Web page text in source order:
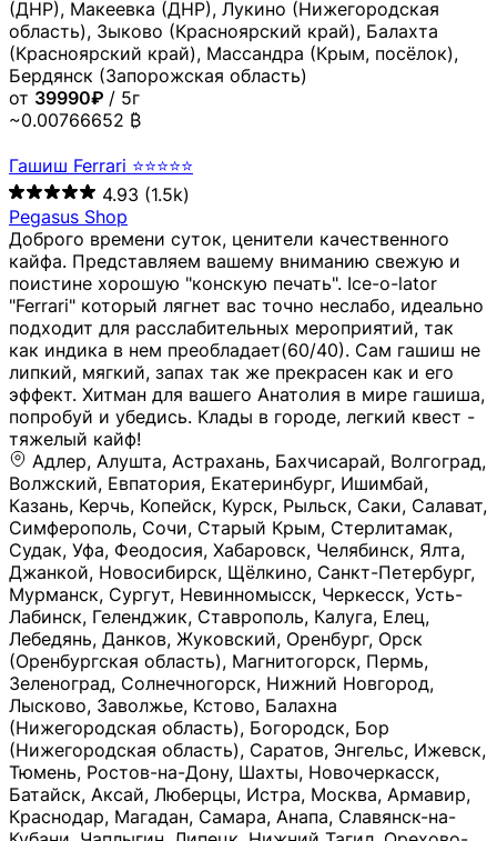
(ДНР), Макеевка (ДНР), Лукино (Нижегородская
область), Зыково (Красноярский край), Балахта
(Красноярский край), Массандра (Крым, посёлок),
Бердянск (Запорожская область)
от 39990₽ / 5г
~0.00766652 ₿
Гашиш Ferrari ⭐⭐⭐⭐⭐
4.93 (1.5k)
Pegasus Shop
Доброго времени суток, ценители качественного
кайфа. Представляем вашему вниманию свежую и
поистине хорошую "конскую печать". Ice-o-lator
"Ferrari" который лягнет вас точно неслабо, идеально
подходит для расслабительных мероприятий, так
как индика в нем преобладает(60/40). Сам гашиш не
липкий, мягкий, запах так же прекрасен как и его
эффект. Хитман для вашего Анатолия в мире гашиша,
попробуй и убедись. Клады в городе, легкий квест -
тяжелый кайф!
Адлер, Алушта, Астрахань, Бахчисарай, Волгоград, Волжский, Евпатория, Екатеринбург, Ишимбай, Казань, Керчь, Копейск, Курск, Рыльск, Саки, Салават, Симферополь, Сочи, Старый Крым, Стерлитамак, Судак, Уфа, Феодосия, Хабаровск, Челябинск, Ялта, Джанкой, Новосибирск, Щёлкино, Санкт-Петербург, Мурманск, Сургут, Невинномысск, Черкесск, Усть-Лабинск, Геленджик, Ставрополь, Калуга, Елец, Лебедянь, Данков, Жуковский, Оренбург, Орск (Оренбургская область), Магнитогорск, Пермь, Зеленоград, Солнечногорск, Нижний Новгород, Лысково, Заволжье, Кстово, Балахна (Нижегородская область), Богородск, Бор (Нижегородская область), Саратов, Энгельс, Ижевск, Тюмень, Ростов-на-Дону, Шахты, Новочеркасск, Батайск, Аксай, Люберцы, Истра, Москва, Армавир, Краснодар, Магадан, Самара, Анапа, Славянск-на-Кубани, Чаплыгин, Липецк, Нижний Тагил, Орехово-Зуево, Усть-Джегута, Лянтор, Нефтеюганск, Пыть-Ях, Урень, Ветлуга, Шахунья, Новороссийск, Крымск, Тимашёвск, Тольятти, Воткинск, Звенигород, Руза, Можайск, Белгород, Воронеж, Соликамск, Нытва, Лысьва (Пермский край), Чусовой, Кунгур, Краснокамск, Миасс, Губаха, Тула, Новомосковск, Донской, Омск, Льгов, Мытищи, Королёв, Ивантеевка, Балашиха, Семилуки, Кудымкар, Старый Оскол, Оса (Пермский край), Одинцово (Московская область), Ханты-Мансийск, Лабинск, Темрюк, Курганинск, Белореченск (Краснодарский край), Алупкa, Губкин, Рязань, Калининград, Усть-Илимск, Фрязино, Минеральные Воды, Пятигорск, Кострома, Ярославль, Коркино, Верхняя Пышма, Подольск, Красноярск, Смоленск, Долгопрудный, Чебоксары, Калачинск, Канск, Киров (Кировская область), Вологда, Рославль, Владивосток, Обнинск, Балабаново (Калужская область), Малоярославец, Брянск, Видное, Ярцево, Вязьма, Гагарин, Приволжск, Фурманов, Чайковский, Кинешма, Горячий Ключ, Улан-Удэ, Туймазы, Дюртюли, Альметьевск, Нефтекамск, Хадыженск, Апшеронск, Майкоп, Уссурийск, Ульяновск, Гатчина, Луга (Ленинградская область), Надым, Ногинск, Электросталь, Железнодорожный (Московская область), Бутурлиновка, Кириллов, Краснознаменск (Калиниградская область), Мышкин, Томмот, Холм, Абакан, Абдулино, Агидель, Агрыз, Адыгейск, Азнакаево, Алатырь, Алдан, Алейск, Александров, Александровск, Алексеевка (Белгородская обл.), Алексин, Амурск, Анадырь, Ангарск, Андреаполь, Анжеро-Судженск, Анива, Апатиты, Арамиль, Ардон, Арзамас, Аркадак, Арсеньев, Артём, Артёмовский, Архангельск, Асбест, Асино, Аткарск, Ахтубинск, Аша, Бабаево (Вологодская область), Бавлы (Республика Татарстан), Байкальск, Бакал, Баксан, Балаклава, Балаково (Саратовская область), Балашов (Саратовская область), Балтийск, Барабинск, Барнаул, Барыш (Ульяновская область), Бежецк, Белая Калитва (Ростовская область), Белебей, Белогорск (Крым), Белозерск, Белокуриха, Беломорск, Белоозёрский (Московская область), Белорецк (Республика Башкортостан), Кызыл, Белоярский (Ханты-Мансийский АО), Бердск, Березники (Пермский край), Берёзовский (Кемеровская область), Берёзовский (Свердловская область), Беслан, Бийск, Бикин, Билибино, Биробиджан, Благовещенск (Амурская область), Благовещенск (Башкортостан), Бобров, Богородицк, Боготол, Богучар, Бокситогорск (Ленинградская область), Бологое (Тверская область), Болхов, Большой Камень (Приморский край), Борисоглебск (Воронежская область), Боровичи (Новгородская область), Боровск, Бородино, Братск, Бронницы (Московская область), Бугульма (Республика Татарстан), Бугуруслан (Оренбургская область), Буинск, Буй, Буйнакск, Валдай, Валуйки, Велиж, Великие Луки, Великий Новгород, Великий Устюг, Вельск, Венёв, Верещагино, Верхнеуральск, Верхний Уфалей, Верхняя Салда, Верхняя Тура, Весьегонск, Вилючинск, Вихоревка, Вичуга, Владикавказ, Волгодонск, Волгореченск, Володарск, Волосово, Волчанск, Вольск, Воркута, Ворсма, Всеволожск (Ленинградская область), Вуктыл, Выкса, Высоковск, Высоцк, Вытегра, Вышний Волочёк, Вяземский, Вязники, Вятские Поляны, Нея, Шилка, Гаврилов Посад, Гаврилов-Ям, Гай, Галич, Гдов, Голицыно, Горно-Алтайск, Горнозаводск, Горняк, Городец, Гороховец, Гремячинск, Грозный, Грязи, Грязовец, Губкинский, Гуково, Гулькевичи, Гурьевск (Калининградская область), Гурьевск (Кемеровская область), Гусев, Гусь-Хрустальный, Давлеканово, Далматово, Дальнегорск, Дегтярск, Дедовск, Демидов, Дербент, Десногорск, Дзержинск, Дзержинский (Московская область), Дивногорск, Димитровград, Дмитровск, Дно, Добрянка, Долинск, Домодедово, Донецк (ДНР), Дорогобуж, Дрезна, Дубна, Дудинка, Духовщина, Дятьково, Егорьевск, Елабуга, Елизово, Ельня (Будет изменено название), Емва, Енисейск, Ермолино, Ершов, Ессентуки, Ефремов, Железноводск, Железногорск (Красноярский край), Железногорск (Курская область), Железногорск-Илимский, Жигулёвск, Жиздра, Жирновск, Жуков, Жуковка, Заводоуковск, Заволжск, Задонск, Заинск, Заозёрный, Заозёрск, Западная Двина, Заполярный, Зарайск, Заречный (Пензенская область), Заречный (Свердловская область), Заринск, Звенигово, Зверево, Зеленогорск ( Ленинградская обл. ), Зеленоградск, Зеленодольск, Зеленокумск, Зерноград, Зима, Змеиногорск, Зубцов, Ивангород, Иваново, Ивдель, Избербаш, Изобильный, Иланский, Инза, Инкерман, Инта, Ипатово, Искитим, Йошкар-Ола, Кадников, Калач, Калач-на-Дону, Калининск, Калтан, Калязин, Камбарка, Каменка (Пензенская область), Каменногорск (Ленинградская область), Каменск-Уральский, Каменск-Шахтинский, Камень-на-Оби, Камешково, Камышин, Канаш, Кандалакша, Карабаново, Карабаш, Карачаевск, Каргат, Каргополь, Карпинск, Карталы, Касимов, Касли, Каспийск, Катав-Ивановск, Катайск, Качканар, Кашин, Кашира, Кемерово, Кемь, Кизел, Кизилюрт, Кизляр, Кимовск, Кимры, Кингисепп, Кинель, Киреевск, Киренск, Киржач, Кириши, Кирово-Чепецк, Кировск (Ленинградская область), Кировск (Мурманская область), Кирсанов, Киселёвск, Кисловодск, Климовск, Клинцы, Княгинино, Ковдор, Ковров, Когалым, Козельск, Козьмодемьянск, Кола, Кологрив, Колпашево, Колпино, Кольчугино, Комсомольск, Комсомольск-на-Амуре, Конаково, Кондопога, Кондрово, Константиновск, Кораблино, Кореновск, Корсаков, Коряжма, Костерёво, Костомукша, Котельники, Котельниково, Котельнич, Котлас, Котовск, Кохма, Красноармейск (Московская область), Краснозаводск, Краснознаменск (Московская область), Краснокаменск, Краснослободск (Волгоградская область), Краснотурьинск, Красноуральск, Красный Сулин, Кремёнки, Кропоткин, Кубинка, Кувшиново (Тверская область), Кудрово, Кулебаки, Кумертау, Курлово, Куровское, Куртамыш, Курчатов, Куса, Кушва, Кыштым, Лабытнанги, Лагань, Лаишево (Республика Татарстан), Лакинск, Лангепас, Лахденпохья, Ленинск-Кузнецкий, Ленск (Республика Саха), Лермонтов (Ставропольский край), Лесозаводск (Приморский край), Лесосибирск, Ливны (Орловская область), Ликино-Дулёво, Липки (Тульская область), Лиски (Воронежская область), Лихославль, Лодейное Поле, Ломоносов (Санкт-Петербург), Лосино-Петровский, Лукоянов, Луховицы, Лыткарино, Любань (Ленинградская область), Любим, Людиново, Магас, Майский, Макаров, Малая Вишера, Малгобек, Мамадыш, Мамоново, Мантурово, Маркс, Махачкала, Мглин, Мегион, Медвежьегорск, Медногорск, Медынь, Меленки, Мелеуз, Менделеевск, Мещовск, Микунь, Миллерово, Минусинск, Миньяр, Мирный (Архангельская область), Мирный (Якутия), Михайловка (Город), Михайловск (Свердловская область), Михайловск (Ставропольский край), Могоча, Можга, Моздок, Мончегорск, Морозовск, Моршанск, Мосальск, Муравленко, Мурино, Муром, Мценск, Мыски, Набережные Челны, Навашино (Нижегородская область), Назарово (Красноярский край), Назрань, Нальчик, Наро-Фоминск, Нарткала, Нарьян-Мар, Находка, Невель (Псковская область), Невельск, Невьянск, Нелидово (Тверская область), Неман, Нерехта (Костромская область), Нерюнгри, Нестеров, Нефтегорск (Самарская область), Нефтекумск, Нижневартовск, Нижнекамск (Республика Татарстан), Нижнеудинск, Нижние Серги, Нижний Ломов, Нижняя Тура, Николаевск-на-Амуре, Никольск (Вологодская область), Никольск (Пензенская область), Новая Ладога, Новая Ляля, Новоалександровск, Новоалтайск, Нововоронеж, Новодвинск, Новозыбков, Новокубанск, Новокуйбышевск, Новомичуринск, Новопавловск, Новоржев, Новосокольники, Новотроицк, Новоульяновск, Новоуральск, Новохопёрск, Новочебоксарск, Новошахтинск, Новый Оскол, Новый Уренгой, Норильск, Нурлат, Нягань, Нязепетровск, Няндома, Облучье, Обоянь, Озёрск (Калининградская область), Озёрск (Челябинская область), Озёры, Октябрьск (Самарская область), Октябрьский (Башкортостан), Окуловка (Новгородская область), Оленегорск, Олонец, Онега, Опочка, Осинники, Осташков, Остров, Острогожск, Отрадный, Оха, Павлово, Павловск (Воронежская область), Павловск (Санкт-Петербург), Павловский Посад, Партизанск, Певек, Пенза, Первоуральск, Перевоз, Пересвет, Переславль-Залесский, Пестово (Новгородская область), Петрозаводск, Петропавловск-Камчатский, Печоры, Пикалёво, Пионерский, Питкяранта, Плавск, Плёс, Подпорожье, Покачи, Покров, Покровск, Полесск, Полысаево, Полярные Зори, Полярный, Поронайск, Порхов, Похвистнево, Почеп, Починок, Пошехонье, Правдинск, Приморск (Калининградская область), Приморско-Ахтарск, Приозерск, Прокопьевск, Протвино, Прохладный, Пугачёв, Пудож, Пустошка, Пушкино, Пущино, Пыталово, Радужный (Владимирская область), Радужный (Ханты-Мансийский АО), Райчихинск, Раменское, Рассказово, Ревда, Реж, Реутов, Родники, Россошь, Ростов (Ярославская обл.), Рошаль, Ртищево, Рубцовск, Рузаевка, Рыбинск, Рыбное, Ряжск, Салехард, Сальск, Саранск, Сарапул, Саров, Сасово, Сатка, Сафоново, Саяногорск, Саянск, Светлогорск, Светлоград, Светлый, Светогорск (Ленинградская область), Свободный, Себеж, Северобайкальск, Северодвинск, Североуральск, Сегежа, Семикаракорск, Сенгилей, Серафимович, Сергач, Сергиев Посад, Сердобск, Сертолово (Ленинградская область), Сестрорецк (Ленинградская область), Сибай, Скопин, Славгород, Сланцы, Слободской, Слюдянка, Собинка, Советск (Кировская область), Советск (Калининградская область), Советск (Тульская область), Советская Гавань, Советский (Ханты-Мансийский АО), Сокол (Вологодская область), Солигалич, Соль-Илецк, Сольцы, Сортавала, Сосенский, Сосновоборск, Сосновый Бор (Ленинградская область), Сосногорск, Спас-Клепики, Спасск-Рязанский, С